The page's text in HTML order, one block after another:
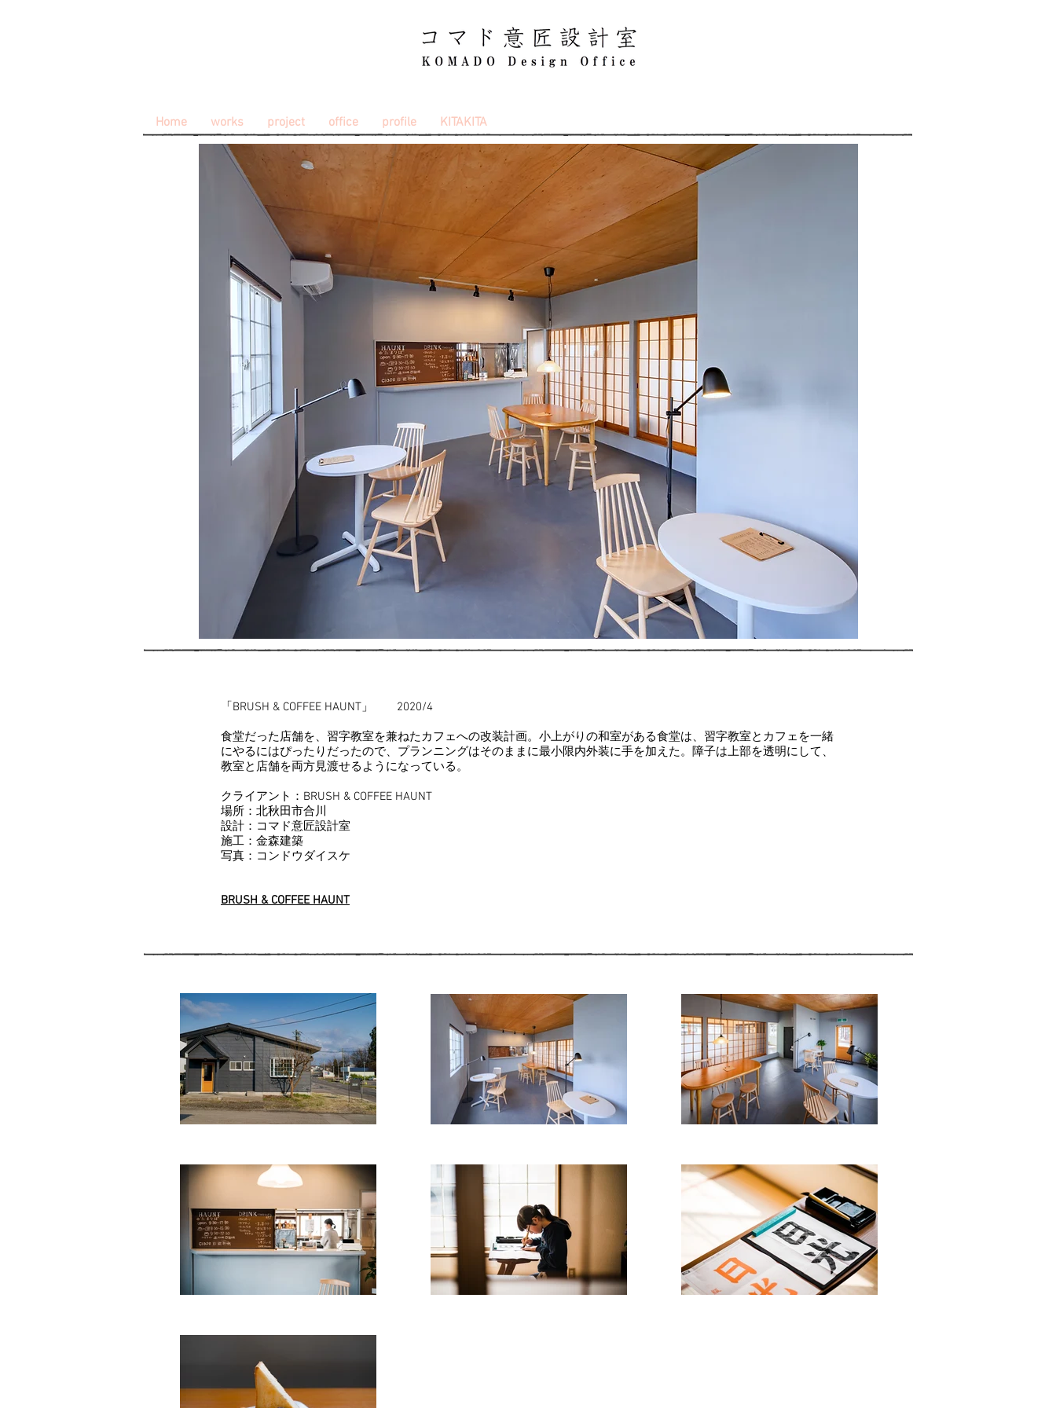
Home works project office profile KITAKITA
「BRUSH & COFFEE HAUNT」 2020/4
食堂だった店舗を、習字教室を兼ねたカフェへの改装計画。小上がりの和室がある食堂は、習字教室とカフェを一緒
にやるにはぴったりだったので、プランニングはそのままに最小限内外装に手を加えた。障子は上部を透明にして、
教室と店舗を両方見渡せるようになっている。
クライアント：BRUSH & COFFEE HAUNT
​場所：北秋田市合川
​設計：コマド意匠設計室​
施工：金森建築
写真：コンドウダイスケ
BRUSH & COFFEE HAUNT